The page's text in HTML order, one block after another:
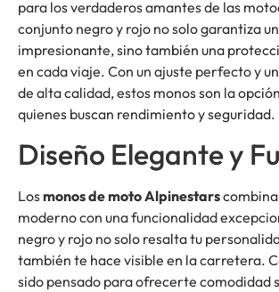
para los verdaderos amantes de las
conjunto negro y rojo no solo garantiza
impresionante, sino también una
en cada viaje. Con un ajuste perfecto y
de alta calidad, estos monos son la
quienes buscan rendimiento y seguridad.
Diseño Elegante y
Losmonos de moto Alpinestars
moderno con una funcionalidad
negro y rojo no solo resalta tu
también te hace visible en la carretera.
sido pensado para ofrecerte comodidad